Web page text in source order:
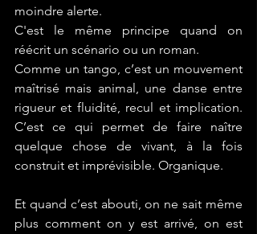
moindre alerte.
C'est le même principe quand on
réécrit un scénario ou un roman.
Comme un tango, c’est un mouvement
maîtrisé mais animal, une danse entre
rigueur et fluidité, recul et implication.
C’est ce qui permet de faire naître
quelque chose de vivant, à la fois
construit et imprévisible. Organique.
Et quand c’est abouti, on ne sait même
plus comment on y est arrivé, on est